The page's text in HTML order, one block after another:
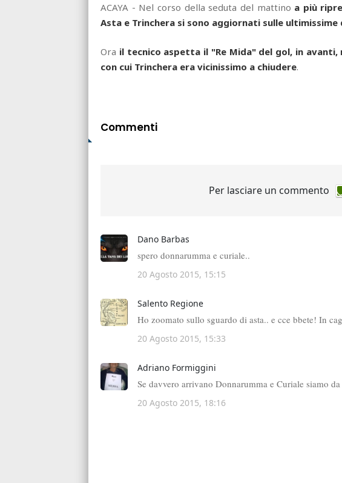
ACAYA - Nel corso della seduta del mattino a più
Asta e Trinchera si sono aggiornati sulle ultimissime
Ora il tecnico aspetta il "Re Mida" del gol, in avanti,
con cui Trinchera era vicinissimo a chiudere.
Commenti